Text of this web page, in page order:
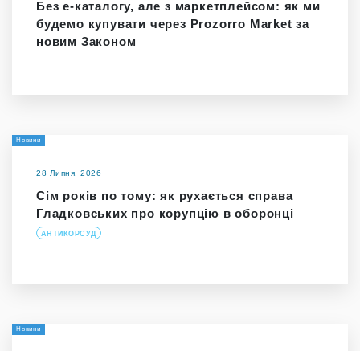
Без е-каталогу, але з маркетплейсом: як ми
будемо купувати через Prozorro Market за
новим Законом
Новини
28 Липня, 2026
Сім років по тому: як рухається справа
Гладковських про корупцію в оборонці
АНТИКОРСУД
Новини